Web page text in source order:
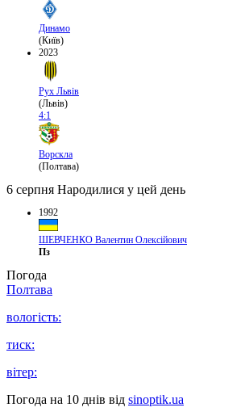
Динамо
(Київ)
2023
Рух Львів
(Львів)
4:1
Ворскла
(Полтава)
6 серпня Народилися у цей день
1992
ШЕВЧЕНКО Валентин Олексійович
Пз
Погода
Полтава
вологість:
тиск:
вітер:
Погода на 10 днів від sinoptik.ua